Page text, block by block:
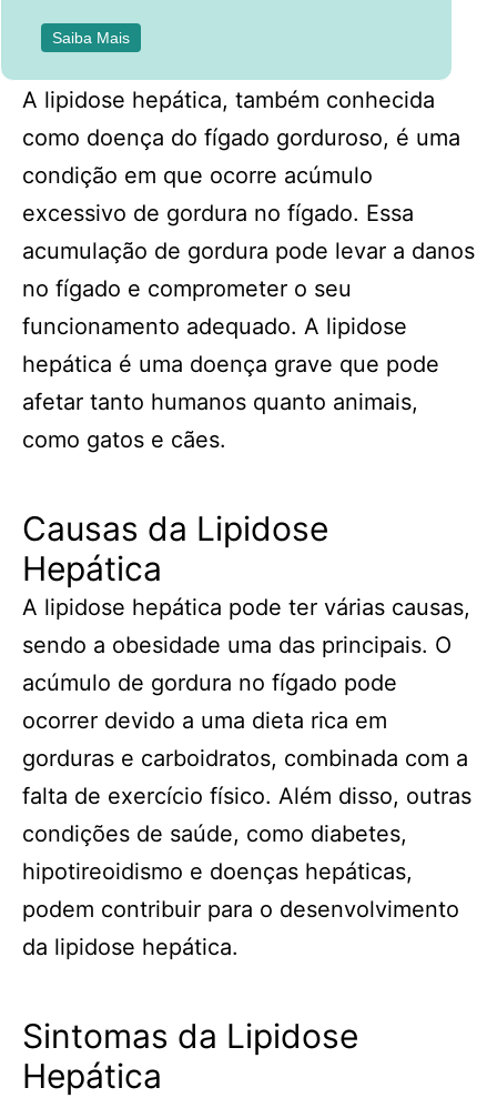
Saiba Mais
A lipidose hepática, também conhecida
como doença do fígado gorduroso, é uma
condição em que ocorre acúmulo
excessivo de gordura no fígado. Essa
acumulação de gordura pode levar a danos
no fígado e comprometer o seu
funcionamento adequado. A lipidose
hepática é uma doença grave que pode
afetar tanto humanos quanto animais,
como gatos e cães.
Causas da Lipidose
Hepática
A lipidose hepática pode ter várias causas,
sendo a obesidade uma das principais. O
acúmulo de gordura no fígado pode
ocorrer devido a uma dieta rica em
gorduras e carboidratos, combinada com a
falta de exercício físico. Além disso, outras
condições de saúde, como diabetes,
hipotireoidismo e doenças hepáticas,
podem contribuir para o desenvolvimento
da lipidose hepática.
Sintomas da Lipidose
Hepática